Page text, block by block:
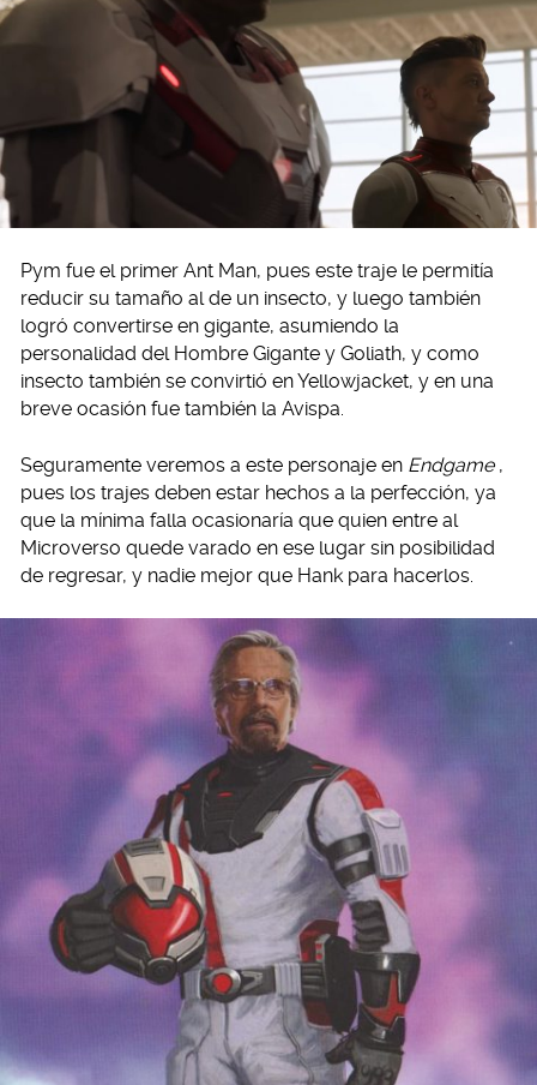
Pym fue el primer Ant Man, pues este traje le permitía
reducir su tamaño al de un insecto, y luego también
logró convertirse en gigante, asumiendo la
personalidad del Hombre Gigante y Goliath, y como
insecto también se convirtió en Yellowjacket, y en una
breve ocasión fue también la Avispa.
Seguramente veremos a este personaje en Endgame ,
pues los trajes deben estar hechos a la perfección, ya
que la mínima falla ocasionaría que quien entre al
Microverso quede varado en ese lugar sin posibilidad
de regresar, y nadie mejor que Hank para hacerlos.